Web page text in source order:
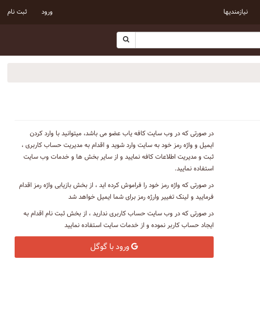
نیازمندیها ورود ثبت نام
در صورتی که در وب سایت کافه یاب عضو می باشد، میتوانید با وارد کردن
ایمیل و واژه رمز خود به سایت وارد شوید و اقدام به مدیریت حساب کاربری ،
ثبت و مدیریت اطلاعات کافه نمایید و از سایر بخش ها و خدمات وب سایت
استفاده نمایید.
در صورتی که واژه رمز خود را فراموش کرده اید ، از بخش بازیابی واژه رمز اقدام
فرمایید و لینک تغییر وارژه رمز برای شما ایمیل خواهد شد
در صورتی که در وب سایت حساب کاربری ندارید ، از بخش ثبت نام اقدام به
ایجاد حساب کاربر نموده و از خدمات سایت استفاده نمایید
ورود با گوگل